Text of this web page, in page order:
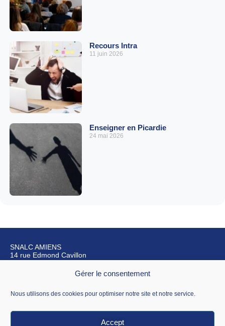
Gérer le consentement
Nous utilisons des cookies pour optimiser notre site et notre service.
Accept
Recours Intra
11 juin 2026
Enseigner en Picardie
24 mai 2026
SNALC AMIENS
14 rue Edmond Cavillon